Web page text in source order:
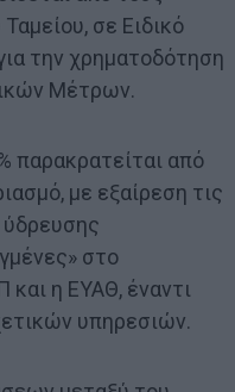
σε Ειδικό
την χρηματοδότηση
Μέτρων.
παρακρατείται από
με εξαίρεση τις
ύδρευσης
στο
η ΕΥΑΘ, έναντι
υπηρεσιών.